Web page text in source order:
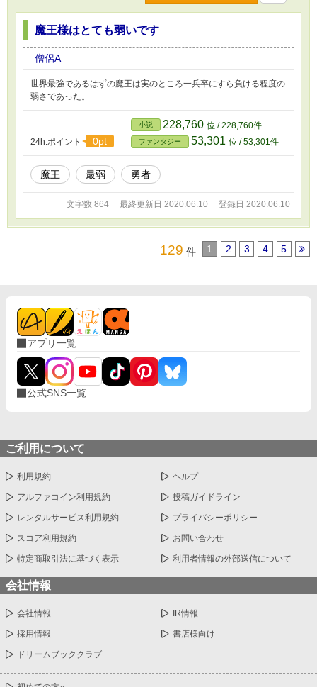
魔王様はとても弱いです
僧侶A
世界最強であるはずの魔王は実のところ一兵卒にすら負ける程度の
弱さであった。
24h.ポイント 0pt
小説 228,760 位 / 228,760件
ファンタジー 53,301 位 / 53,301件
魔王 最弱 勇者
文字数 864 最終更新日 2020.06.10 登録日 2020.06.10
129 件 1 2 3 4 5
アプリ一覧
公式SNS一覧
ご利用について
利用規約 ヘルプ
アルファコイン利用規約 投稿ガイドライン
レンタルサービス利用規約 プライバシーポリシー
スコア利用規約 お問い合わせ
特定商取引法に基づく表示 利用者情報の外部送信について
会社情報
会社情報 IR情報
採用情報 書店様向け
ドリームブッククラブ